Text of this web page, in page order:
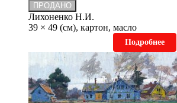
ПРОДАНО
Лихоненко Н.И.
39 × 49 (см), картон, масло
Подробнее